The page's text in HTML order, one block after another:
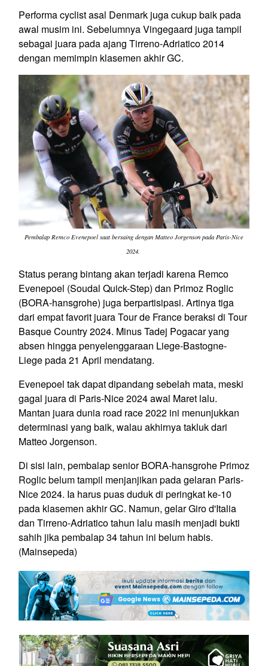
Performa cyclist asal Denmark juga cukup baik pada
awal musim ini. Sebelumnya Vingegaard juga tampil
sebagai juara pada ajang Tirreno-Adriatico 2014
dengan memimpin klasemen akhir GC.
Pembalap Remco Evenepoel saat bersaing dengan Matteo Jorgenson pada Paris-Nice
2024.
Status perang bintang akan terjadi karena Remco
Evenepoel (Soudal Quick-Step) dan Primoz Roglic
(BORA-hansgrohe) juga berpartisipasi. Artinya tiga
dari empat favorit juara Tour de France beraksi di Tour
Basque Country 2024. Minus Tadej Pogacar yang
absen hingga penyelenggaraan Liege-Bastogne-
Liege pada 21 April mendatang.
Evenepoel tak dapat dipandang sebelah mata, meski
gagal juara di Paris-Nice 2024 awal Maret lalu.
Mantan juara dunia road race 2022 ini menunjukkan
determinasi yang baik, walau akhirnya takluk dari
Matteo Jorgenson.
Di sisi lain, pembalap senior BORA-hansgrohe Primoz
Roglic belum tampil menjanjikan pada gelaran Paris-
Nice 2024. Ia harus puas duduk di peringkat ke-10
pada klasemen akhir GC. Namun, gelar Giro d'Italia
dan Tirreno-Adriatico tahun lalu masih menjadi bukti
sahih jika pembalap 34 tahun ini belum habis.
(Mainsepeda)